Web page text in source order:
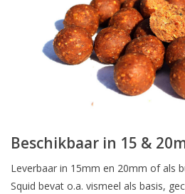
Beschikbaar in 15 &
Leverbaar in 15mm en 20mm of als
Squid bevat o.a. vismeel als basis,